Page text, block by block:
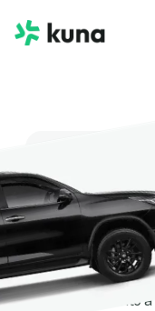
El préstamo que
Pide un
auto
Financiamiento a